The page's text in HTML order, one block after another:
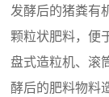
发酵后的猪粪有
颗粒状肥料，便
盘式造粒机、滚
酵后的肥料物料